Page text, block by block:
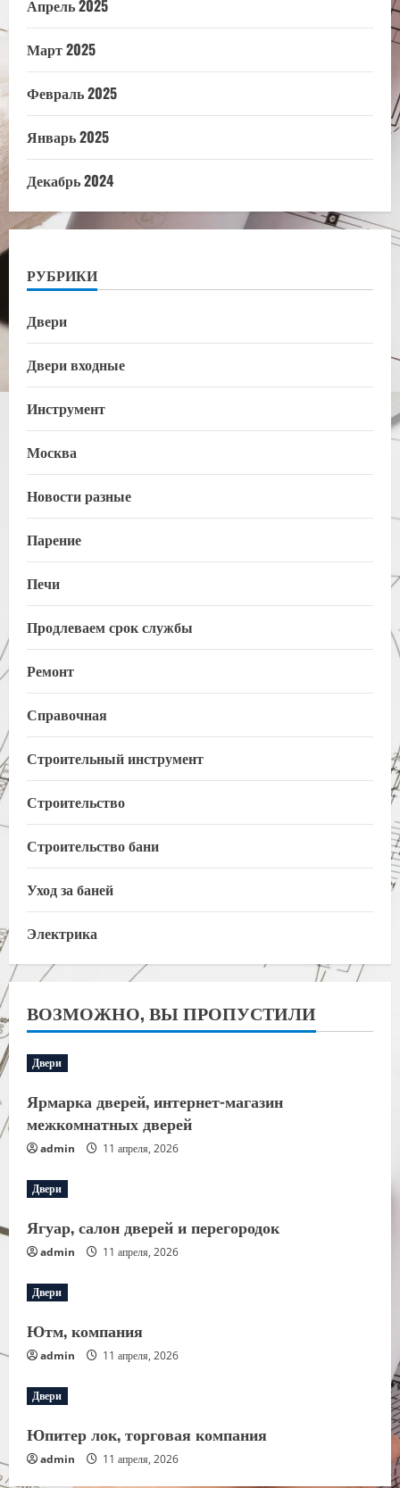
Апрель 2025
Март 2025
Февраль 2025
Январь 2025
Декабрь 2024
РУБРИКИ
Двери
Двери входные
Инструмент
Москва
Новости разные
Парение
Печи
Продлеваем срок службы
Ремонт
Справочная
Строительный инструмент
Строительство
Строительство бани
Уход за баней
Электрика
ВОЗМОЖНО, ВЫ ПРОПУСТИЛИ
Двери
Ярмарка дверей, интернет-магазин
межкомнатных дверей
admin 11 апреля, 2026
Двери
Ягуар, салон дверей и перегородок
admin 11 апреля, 2026
Двери
Ютм, компания
admin 11 апреля, 2026
Двери
Юпитер лок, торговая компания
admin 11 апреля, 2026